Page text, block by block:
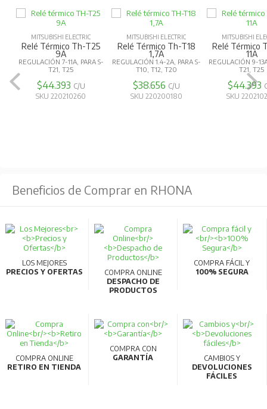
(mediante un dial) para adaptarse a diferentes
motores.
Todos los modelos permiten cambiar entre reinicio
manual y automático, con el manual como opción
predeterminada.
técnica.
MITSUBISHI ELECTRIC
Relé Térmico Th-T25
9A
REGULACIÓN 7-11A, PARA S-
T21, T25
$44.393 C/U
SKU 220210260
MITSUBISHI ELECTRIC
Relé Térmico Th-T18
1,7A
REGULACIÓN 1.4-2A, PARA S-
T10, T12, T20
$38.656 C/U
SKU 220200180
MITSUBISHI
Relé Térmico
11A
REGULACIÓN 9-
T21, T25
$44.393
SKU
Beneficios de Comprar en RHONA
LOS MEJORES
PRECIOS Y OFERTAS
COMPRA ONLINE
DESPACHO DE
PRODUCTOS
COMPRA FÁCIL Y
100% SEGURA
COMPRA ONLINE
RETIRO EN TIENDA
COMPRA CON
GARANTÍA
CAMBIOS Y
DEVOLUCIONES
FÁCILES